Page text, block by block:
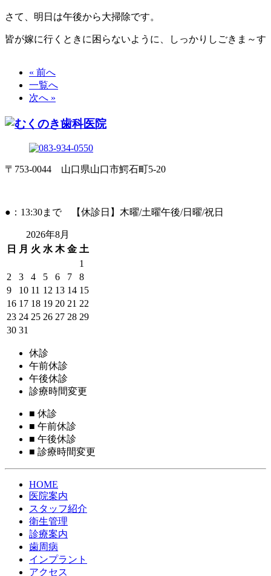
さて、明日は午後から大掃除です。
皆が嫁に行くときに困らないように、しっかりしごきま～す
« 前へ
一覧へ
次へ »
〒753-0044 山口県山口市鰐石町5-20
●：13:30まで 【休診日】木曜/土曜午後/日曜/祝日
2026年8月
日
月 火 水 木 金 土
1
2
3 4 5 6 7
8
9
10 11 12 13 14 15
16 17 18 19 20 21 22
23 24 25 26 27 28 29
30 31
休診
午前休診
午後休診
診療時間変更
■ 休診
■ 午前休診
■ 午後休診
■ 診療時間変更
HOME
医院案内
スタッフ紹介
衛生管理
診療案内
歯周病
インプラント
アクセス